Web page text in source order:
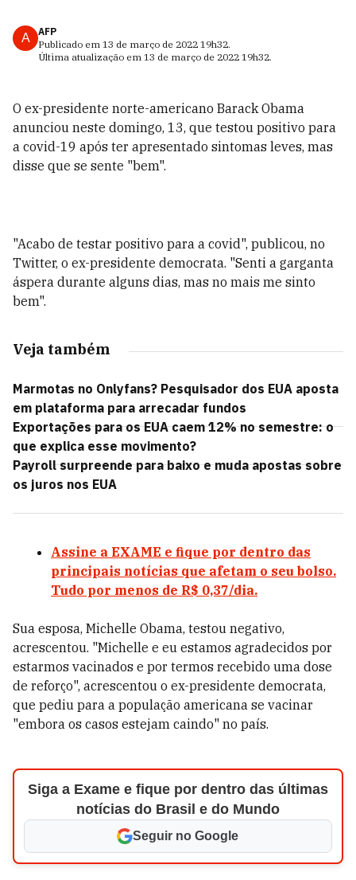
A
AFP
Publicado em 13 de março de 2022 19h32.
Última atualização em 13 de março de 2022 19h32.
O ex-presidente norte-americano Barack Obama
anunciou neste domingo, 13, que testou positivo para
a covid-19 após ter apresentado sintomas leves, mas
disse que se sente "bem".
"Acabo de testar positivo para a covid", publicou, no
Twitter, o ex-presidente democrata. "Senti a garganta
áspera durante alguns dias, mas no mais me sinto
bem".
Veja também
Marmotas no Onlyfans? Pesquisador dos EUA aposta
em plataforma para arrecadar fundos
Exportações para os EUA caem 12% no semestre: o
que explica esse movimento?
Payroll surpreende para baixo e muda apostas sobre
os juros nos EUA
Assine a EXAME e fique por dentro das
principais notícias que afetam o seu bolso.
Tudo por menos de R$ 0,37/dia.
Sua esposa, Michelle Obama, testou negativo,
acrescentou. "Michelle e eu estamos agradecidos por
estarmos vacinados e por termos recebido uma dose
de reforço", acrescentou o ex-presidente democrata,
que pediu para a população americana se vacinar
"embora os casos estejam caindo" no país.
Siga a Exame e fique por dentro das últimas
notícias do Brasil e do Mundo
Seguir no Google